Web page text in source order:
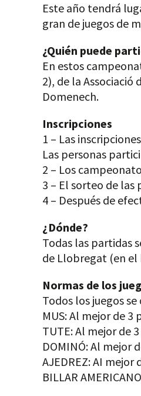
Este año tendrá
gran de juegos de
¿Quién puede
En estos
2), de la Associació
Domenech.
Inscripciones
1 – Las
Las personas
2 – Los
3 – El sorteo de las
4 – Después de
¿Dónde?
Todas las partidas
de Llobregat (en el
Normas de los
Todos los juegos
MUS: Al mejor de
TUTE: Al mejor de
DOMINÓ: Al mejor
AJEDREZ: AI
BILLAR